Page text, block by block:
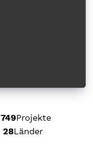
749Projekte
28Länder